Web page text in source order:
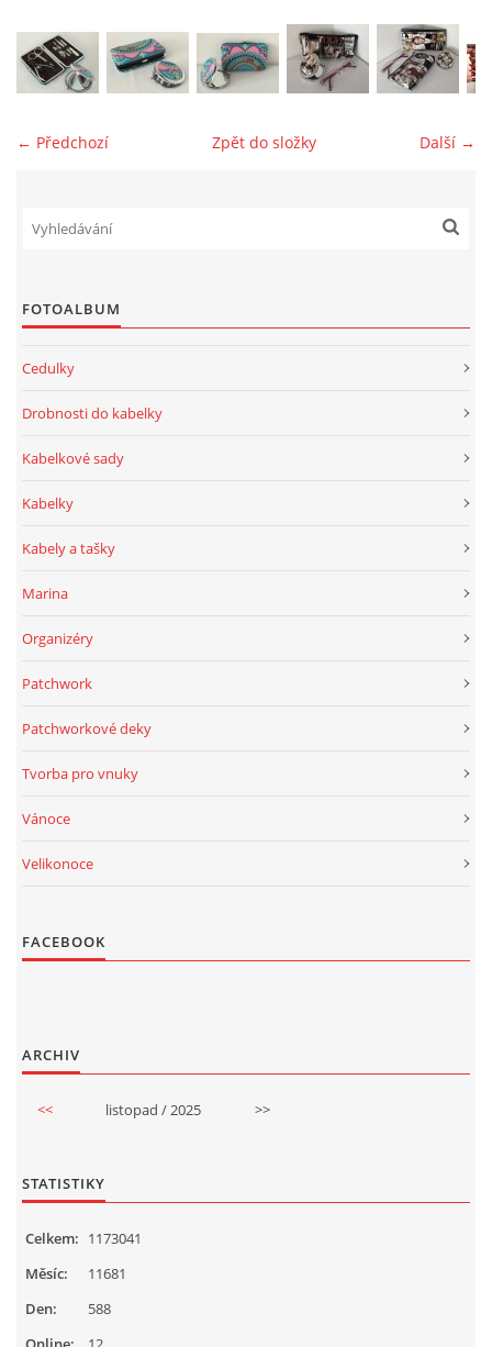
← Předchozí Další →
Zpět do složky
FOTOALBUM
Cedulky
Drobnosti do kabelky
Kabelkové sady
Kabelky
Kabely a tašky
Marina
Organizéry
Patchwork
Patchworkové deky
Tvorba pro vnuky
Vánoce
Velikonoce
FACEBOOK
ARCHIV
<< listopad / 2025 >>
STATISTIKY
Celkem: 1173041
Měsíc:
11681
Den:
588